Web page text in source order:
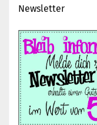
Newsletter